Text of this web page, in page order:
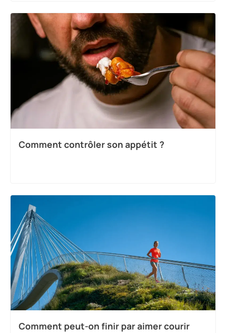
Comment contrôler son appétit ?
Comment peut-on finir par aimer courir